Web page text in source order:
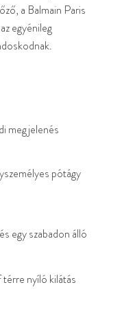
a Balmain Paris
egyénileg
megjelenés
pótágy
egy szabadon álló
nyíló kilátás